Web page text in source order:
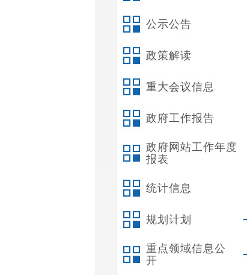
公示公告
政策解读
重大会议信息
政府工作报告
政府网站工作年度
报表
统计信息
规划计划
重点领域信息公
开